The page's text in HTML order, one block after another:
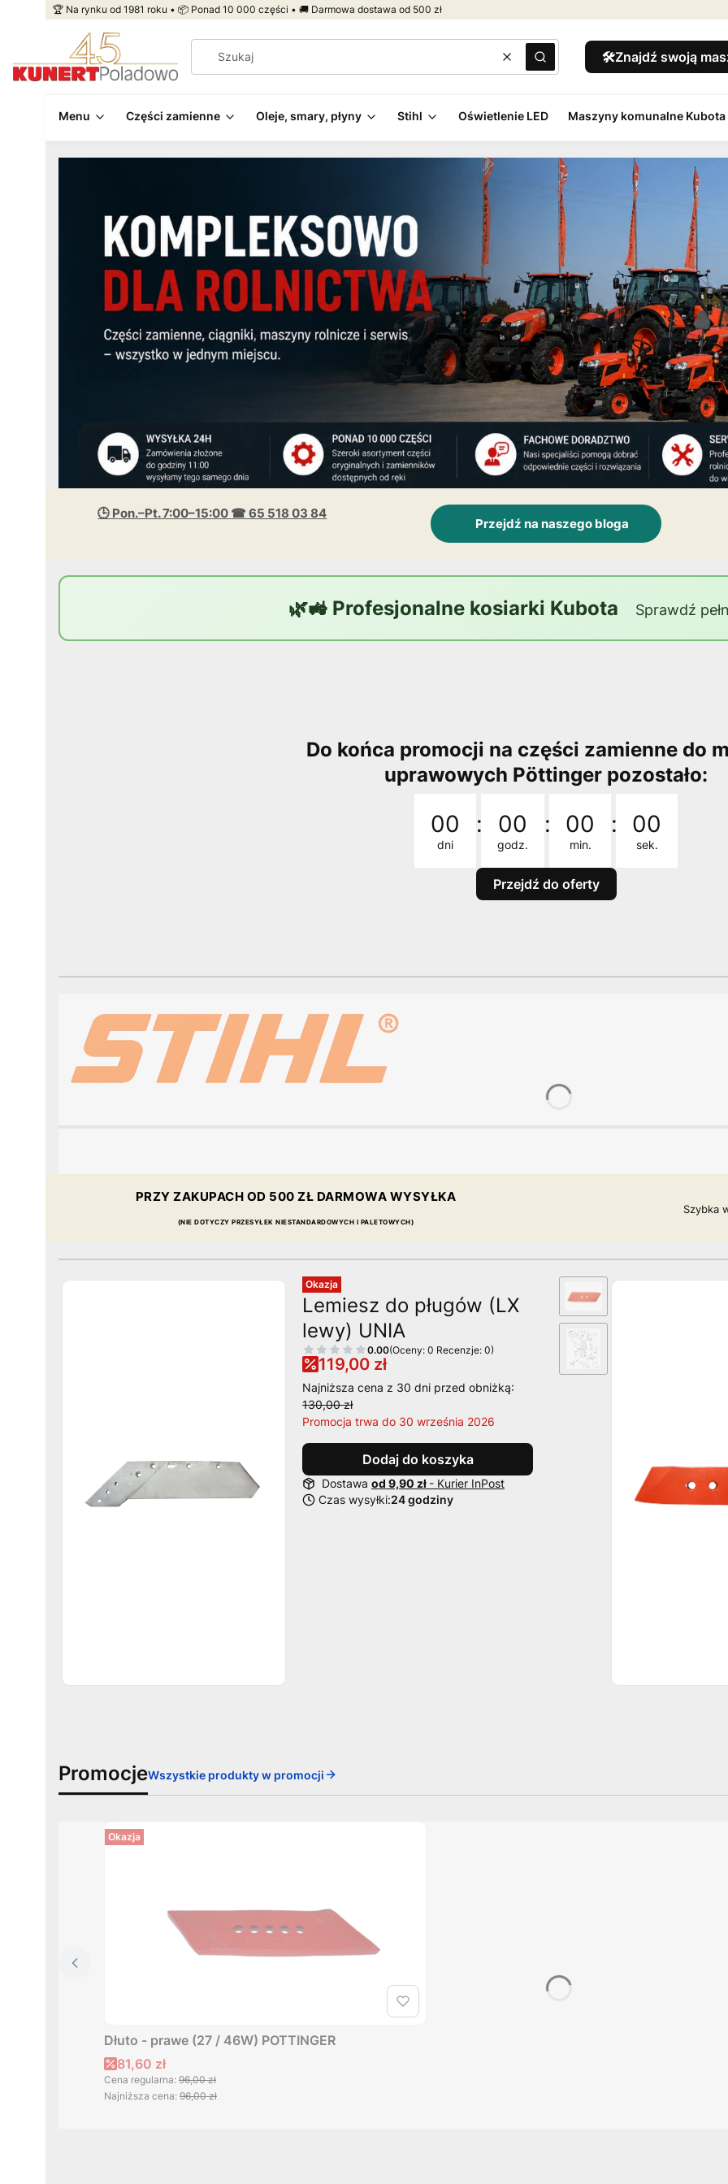
🏆 Na rynku od 1981 roku • 📦 Ponad 10 000 części • 🚚 Darmowa dostawa od 500 zł
WyczyśćSzukaj 🛠️Znajdź swoją
Menu Części zamienne Oleje, smary, płyny Stihl Oświetlenie LED Maszyny komunalne Kubota
🕒 Pon.–Pt. 7:00–15:00 ☎ 65 518 03 84
Przejdź na naszego bloga
🌿🚜 Profesjonalne kosiarki Kubota Sprawdź
Do końca promocji na części zamienne do
uprawowych Pöttinger pozostało:
00
dni
: 00
godz.
: 00
min.
: 00
sek.
Przejdź do oferty
PRZY ZAKUPACH OD 500 ZŁ DARMOWA WYSYŁKA
(NIE DOTYCZY PRZESYŁEK NIESTANDARDOWYCH I PALETOWYCH)
Szybka
Okazja
Lemiesz do pługów (LX
lewy) UNIA
0.00(Oceny: 0 Recenzje: 0)
119,00 zł
Najniższa cena z 30 dni przed obniżką:
130,00 zł
Promocja trwa do 30 września 2026
Dodaj do koszyka
Dostawa od 9,90 zł - Kurier InPost
Czas wysyłki:24 godziny
PromocjeWszystkie produkty w promocji
Okazja
Dłuto - prawe (27 / 46W) POTTINGER
Cena promocyjna
81,60 zł
Cena regularna: 96,00 zł
Najniższa cena: 96,00 zł